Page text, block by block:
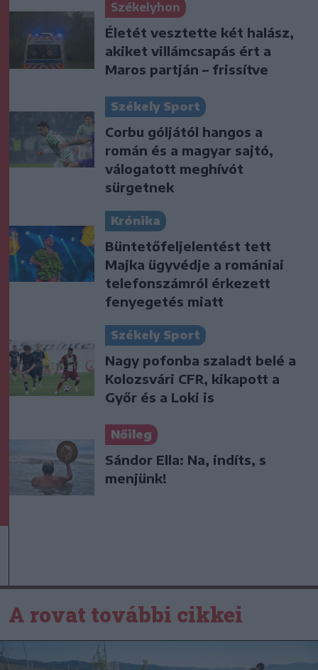
Székelyhon
Életét vesztette két halász,
akiket villámcsapás ért a
Maros partján – frissítve
Székely Sport
Corbu góljától hangos a
román és a magyar sajtó,
válogatott meghívót
sürgetnek
Krónika
Büntetőfeljelentést tett
Majka ügyvédje a romániai
telefonszámról érkezett
fenyegetés miatt
Székely Sport
Nagy pofonba szaladt belé a
Kolozsvári CFR, kikapott a
Győr és a Loki is
Nőileg
Sándor Ella: Na, indíts, s
menjünk!
A rovat további cikkei